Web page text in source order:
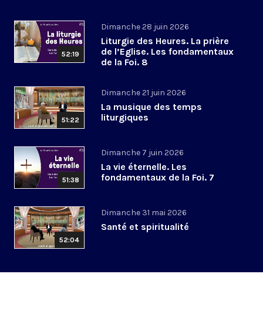
52:19
Dimanche 28 juin 2026
Liturgie des Heures. La prière
de l’Eglise. Les fondamentaux
de la Foi. 8
51:22
Dimanche 21 juin 2026
La musique des temps
liturgiques
51:38
Dimanche 7 juin 2026
La vie éternelle. Les
fondamentaux de la Foi. 7
52:04
Dimanche 31 mai 2026
Santé et spiritualité